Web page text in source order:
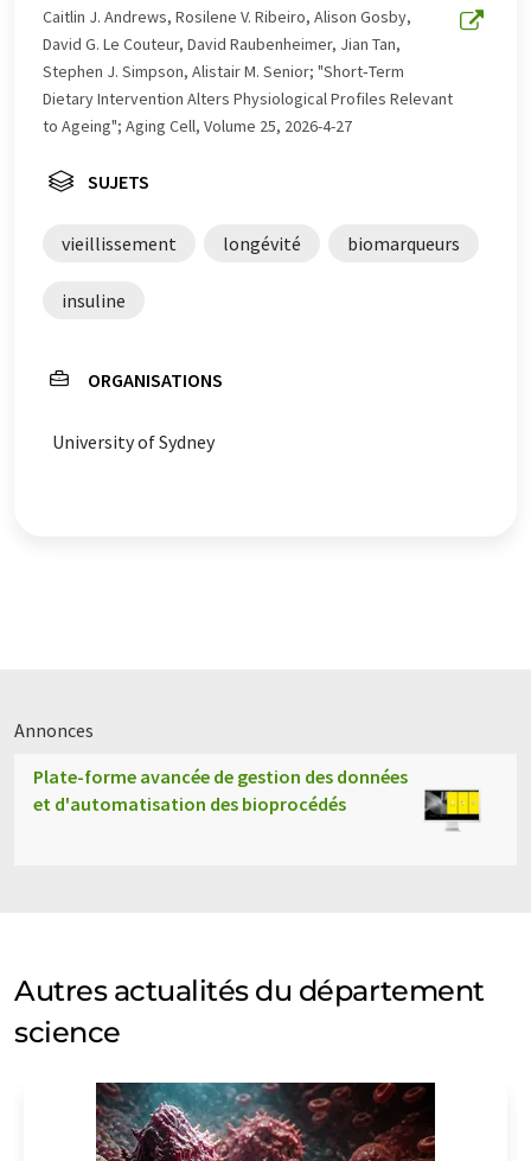
été traduit avec traduction automatique, il est possible
qu'il contienne des erreurs de vocabulaire, de syntaxe ou
de grammaire. L'article original dans Anglais peut être
trouvéici.
Caitlin J. Andrews, Rosilene V. Ribeiro, Alison Gosby,
David G. Le Couteur, David Raubenheimer, Jian Tan,
Stephen J. Simpson, Alistair M. Senior; "Short‐Term
Dietary Intervention Alters Physiological Profiles Relevant
to Ageing"; Aging Cell, Volume 25, 2026-4-27
SUJETS
vieillissement longévité biomarqueurs
insuline
ORGANISATIONS
University of Sydney
Annonces
Plate-forme avancée de gestion des données
et d'automatisation des bioprocédés
Autres actualités du département
science